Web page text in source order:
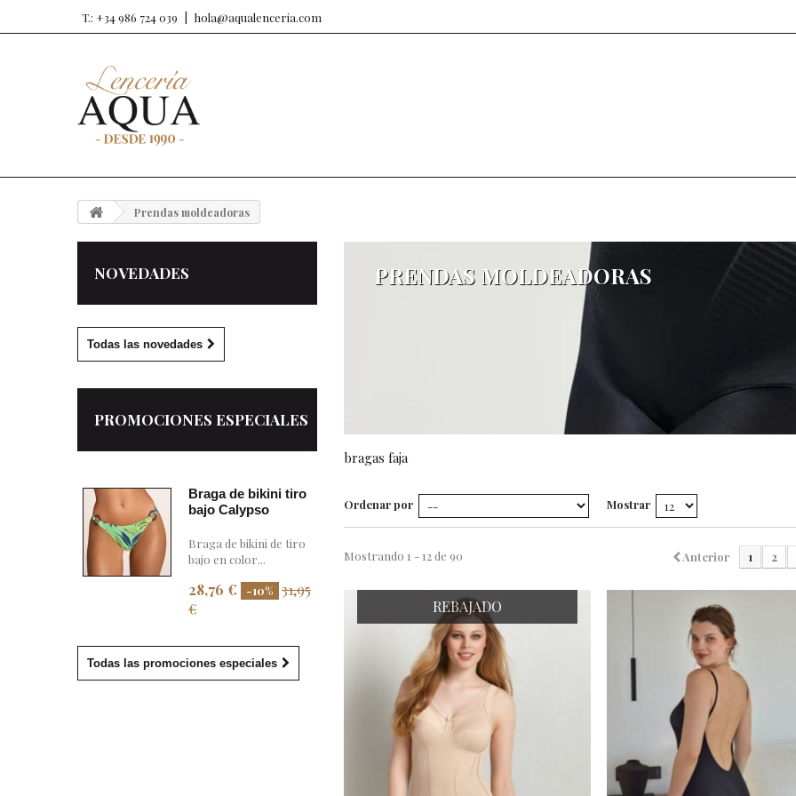
T.: +34 986 724 039 hola@aqualenceria.com
Prendas moldeadoras
NOVEDADES
Todas las novedades
PROMOCIONES ESPECIALES
Braga de bikini tiro
bajo Calypso
Braga de bikini de tiro
bajo en color...
28,76 € -10% 31,95
€
Todas las promociones especiales
PRENDAS MOLDEADORAS
bragas faja
Ordenar por Mostrar
Anterior 1 2
Mostrando 1 - 12 de 90
REBAJADO